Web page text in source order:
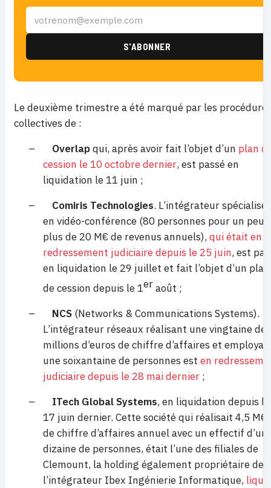
Le deuxième trimestre a été marqué par les
collectives de :
– Overlapqui, après avoir fait l’objet d’un plan
cession le 10 octobre dernier, est passé en
liquidation le 11 juin ;
– Comiris Technologies. L’intégrateur spécialisé
en vidéo-conférence (80 personnes pour un peu
plus de 20 M€ de revenus annuels), qui était en
redressement judiciaire depuis le 25 juin, est
en liquidation le 29 juillet et fait l’objet d’un plan
de cession depuis le 1eraoût ;
– NCS (Networks & Communications Systems).
L’intégrateur réseaux réalisant une vingtaine de
millions d’euros de chiffre d’affaires et
une soixantaine de personnes est en
judiciaire depuis le 28 mai dernier ;
– ITech Global Systems, en liquidation depuis le
17 juin dernier. Cette société qui réalisait 4,5 M€
de chiffre d’affaires annuel avec un effectif
dizaine de personnes, était l’une des filiales de
Clemount, la holding également propriétaire de
l’intégrateur Ibex Ingénierie Informatique,